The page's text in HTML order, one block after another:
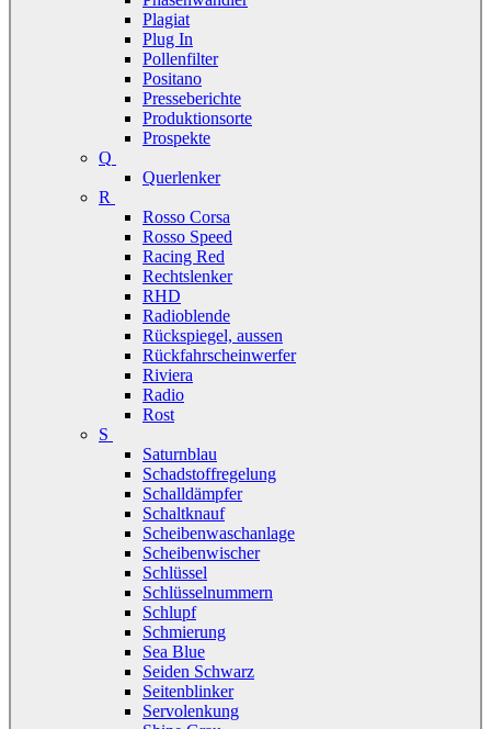
Plagiat
Plug In
Pollenfilter
Positano
Presseberichte
Produktionsorte
Prospekte
Q
Querlenker
R
Rosso Corsa
Rosso Speed
Racing Red
Rechtslenker
RHD
Radioblende
Rückspiegel, aussen
Rückfahrscheinwerfer
Riviera
Radio
Rost
S
Saturnblau
Schadstoffregelung
Schalldämpfer
Schaltknauf
Scheibenwaschanlage
Scheibenwischer
Schlüssel
Schlüsselnummern
Schlupf
Schmierung
Sea Blue
Seiden Schwarz
Seitenblinker
Servolenkung